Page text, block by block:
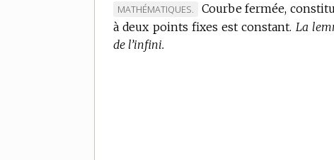
MARQUE
DE
DOMAINE
MATHÉMATIQUES.
Courbe fermée,
à deux points fixes est constant. La
de l’infini.